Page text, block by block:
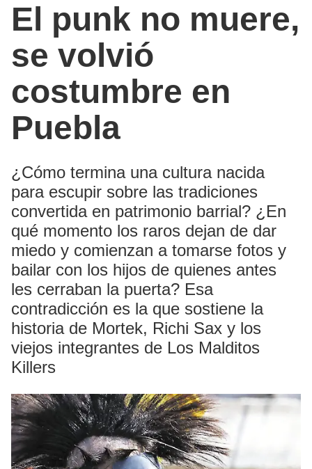
El punk no muere,
se volvió
costumbre en
Puebla
¿Cómo termina una cultura nacida
para escupir sobre las tradiciones
convertida en patrimonio barrial? ¿En
qué momento los raros dejan de dar
miedo y comienzan a tomarse fotos y
bailar con los hijos de quienes antes
les cerraban la puerta? Esa
contradicción es la que sostiene la
historia de Mortek, Richi Sax y los
viejos integrantes de Los Malditos
Killers